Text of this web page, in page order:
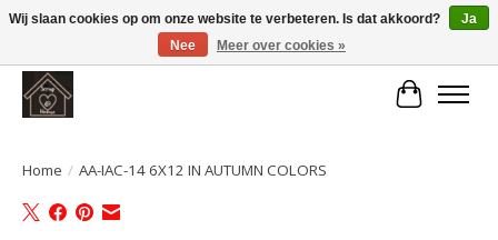
Large selection of products and fast shipping!
Home / AA-IAC-14 6X12 IN AUTUMN COLORS
Wij slaan cookies op om onze website te verbeteren. Is dat akkoord?
Ja
Nee
Meer over cookies »